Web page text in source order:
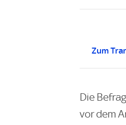
Zum
Die
vor dem